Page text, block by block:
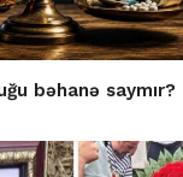
bəhanə saymır?